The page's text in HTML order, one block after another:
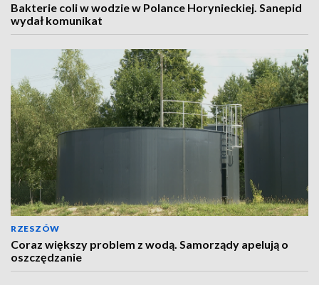
Bakterie coli w wodzie w Polance Horynieckiej. Sanepid
wydał komunikat
RZESZÓW
Coraz większy problem z wodą. Samorządy apelują o
oszczędzanie